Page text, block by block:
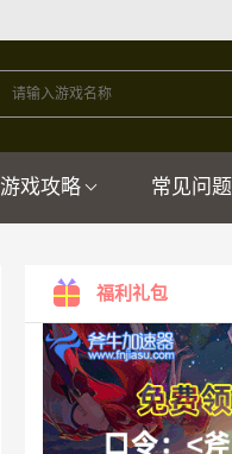
游戏攻略 常见问题
福利礼包